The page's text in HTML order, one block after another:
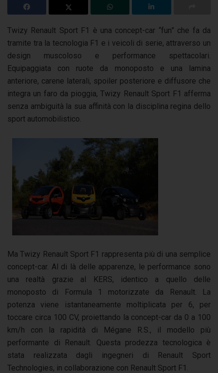
Twizy Renault Sport F1 è una concept-car “fun” che fa da
tramite tra la tecnologia F1 e i veicoli di serie, attraverso un
design muscoloso e performance spettacolari.
Equipaggiata con ruote da monoposto e una lamina
anteriore, carene laterali, spoiler posteriore e diffusore che
integra un faro da pioggia, Twizy Renault Sport F1 afferma
senza ambiguità la sua affinità con la disciplina regina dello
sport automobilistico.
Ma Twizy Renault Sport F1 rappresenta più di una semplice
concept-car. Al di là delle apparenze, le performance sono
una realtà grazie al KERS, identico a quello delle
monoposto di Formula 1 motorizzate da Renault. La
potenza viene istantaneamente moltiplicata per 6, per
toccare circa 100 CV, proiettando la concept-car da 0 a 100
km/h con la rapidità di Mégane R.S., il modello più
performante di Renault. Questa prodezza tecnologica è
stata realizzata dagli ingegneri di Renault Sport
Technologies, in collaborazione con Renault Sport F1.